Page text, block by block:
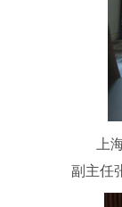
上
副主任